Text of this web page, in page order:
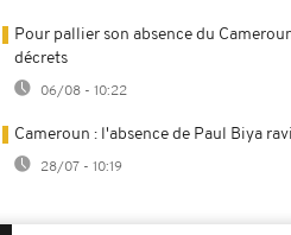
Pour pallier son absence du
décrets
06/08 - 10:22
Cameroun : l'absence de Paul Biya
28/07 - 10:19